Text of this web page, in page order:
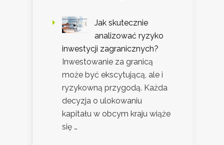
Jak skutecznie
analizować ryzyko
inwestycji zagranicznych?
Inwestowanie za granicą
może być ekscytującą, ale i
ryzykowną przygodą. Każda
decyzja o ulokowaniu
kapitału w obcym kraju wiąże
się …